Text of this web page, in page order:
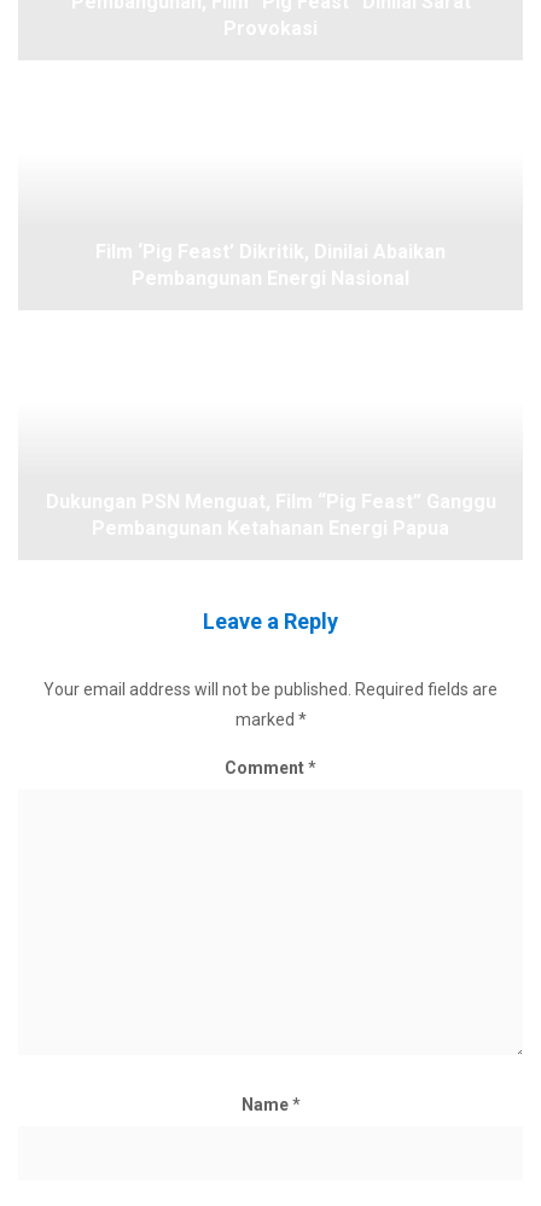
Leave a Reply
Your email address will not be published.
Required fields are
marked *
Comment*
Name*